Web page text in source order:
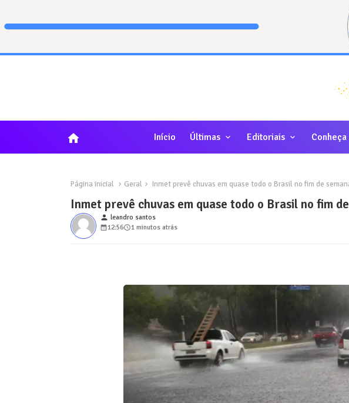
home Início Últimas Editoriais
Página inicial Geral Inmet prevê chuvas em quase todo o Brasil no fim de
Inmet prevê chuvas em quase todo o Brasil no fim
person leandro santos
12:56
1 minutos atrás